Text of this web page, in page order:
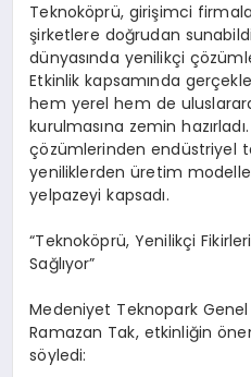
Teknoköprü, girişimci
şirketlere doğrudan
dünyasında yenilikçi
Etkinlik kapsamında
hem yerel hem de
kurulmasına zemin
çözümlerinden endüstriyel
yeniliklerden üretim
yelpazeyi kapsadı.
“Teknoköprü, Yenilikçi
Sağlıyor”
Medeniyet Teknopark Genel
Ramazan Tak, etkinliğin
söyledi: